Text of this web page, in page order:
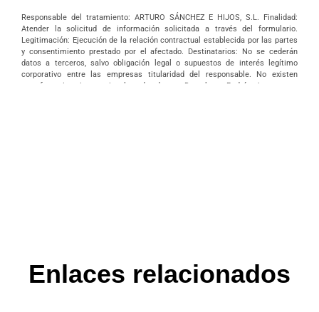
Responsable del tratamiento: ARTURO SÁNCHEZ E HIJOS, S.L. Finalidad:
Atender la solicitud de información solicitada a través del formulario.
Legitimación: Ejecución de la relación contractual establecida por las partes
y consentimiento prestado por el afectado. Destinatarios: No se cederán
datos a terceros, salvo obligación legal o supuestos de interés legítimo
corporativo entre las empresas titularidad del responsable. No existen
transferencias internacionales de datos. Derechos: Podrá ejercer sus
Enlaces relacionados